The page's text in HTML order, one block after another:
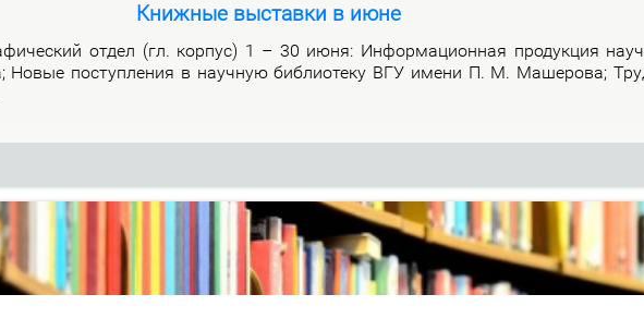
Книжные выставки в июне
от­дел (гл. кор­пус) 1 – 30 июня: Ин­фор­ма­ци­он­ная про­дук­ция
по­ступ­ле­ния в на­уч­ную биб­лио­те­ку ВГУ име­ни П. М. Ма­ше­ро­ва;